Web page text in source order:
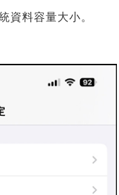
料容量大小。